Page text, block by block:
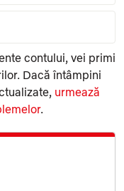
contului, vei primi
Dacă întâmpini
urmează
.